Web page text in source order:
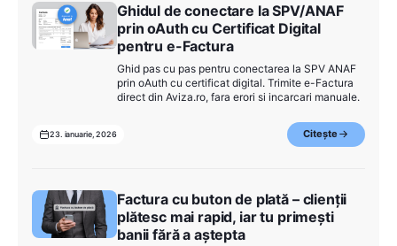
Ghidul de conectare la SPV/ANAF
prin oAuth cu Certificat Digital
pentru e-Factura
Ghid pas cu pas pentru conectarea la SPV ANAF
prin oAuth cu certificat digital. Trimite e-Factura
direct din Aviza.ro, fara erori si incarcari manuale.
23. ianuarie, 2026 Citește
Factura cu buton de plată – clienții
plătesc mai rapid, iar tu primești
banii fără a aștepta